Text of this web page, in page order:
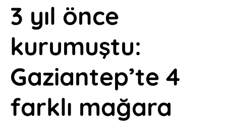
3 yıl önce
kurumuştu:
Gaziantep’te 4
farklı mağara